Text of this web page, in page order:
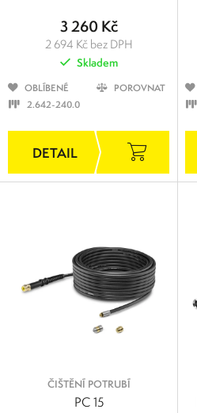
3 260 Kč
2 694 Kč bez DPH
Skladem
OBLÍBENÉ
POROVNAT
2.642-240.0
ČIŠTĚNÍ POTRUBÍ
PC 15